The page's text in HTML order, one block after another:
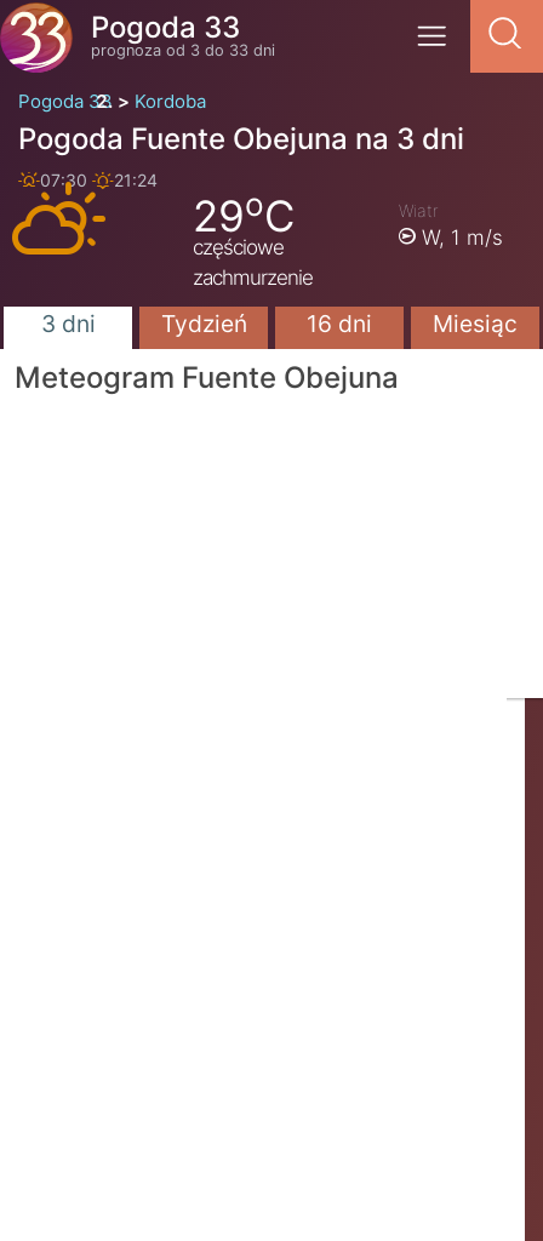
Pogoda 33
prognoza od 3 do 33 dni
Pogoda 33 Kordoba
Pogoda Fuente Obejuna na 3 dni
07:30 21:24
29oC
częściowe
zachmurzenie
Wiatr
W, 1 m/s
3 dni Tydzień 16 dni Miesiąc
Meteogram Fuente Obejuna